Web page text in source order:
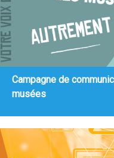
Campagne de
musées